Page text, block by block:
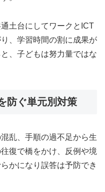
土台にしてワークとICT
、学習時間の割に成果が
、子どもは努力量ではな
防ぐ単元別対策
乱、手順の過不足から生
復で橋をかけ、反例や境
かになり誤答は予防でき